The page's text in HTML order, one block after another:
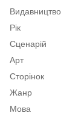
Видавництво
Рік
Сценарій
Арт
Сторінок
Жанр
Мова